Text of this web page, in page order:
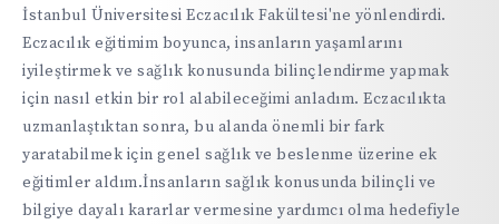
İstanbul Üniversitesi Eczacılık Fakültesi'ne yönlendirdi.
Eczacılık eğitimim boyunca, insanların yaşamlarını
iyileştirmek ve sağlık konusunda bilinçlendirme yapmak
için nasıl etkin bir rol alabileceğimi anladım. Eczacılıkta
uzmanlaştıktan sonra, bu alanda önemli bir fark
yaratabilmek için genel sağlık ve beslenme üzerine ek
eğitimler aldım.İnsanların sağlık konusunda bilinçli ve
bilgiye dayalı kararlar vermesine yardımcı olma hedefiyle